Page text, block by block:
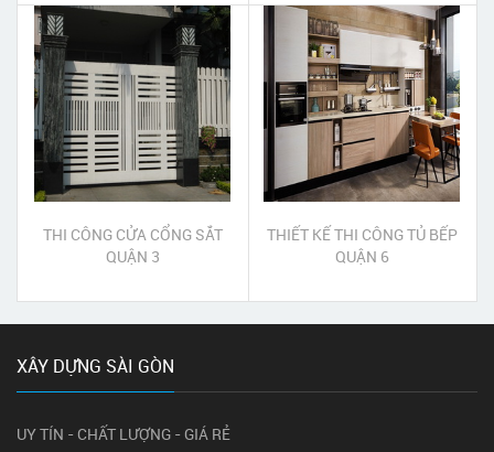
THI CÔNG CỬA CỔNG SẮT
QUẬN 3
THIẾT KẾ THI CÔNG TỦ BẾP
QUẬN 6
XÂY DỰNG SÀI GÒN
UY TÍN - CHẤT LƯỢNG - GIÁ RẺ